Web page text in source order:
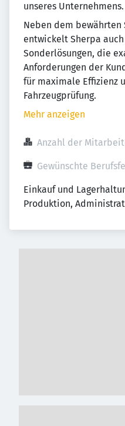
unseres Unternehmens.
Neben dem
entwickelt Sherpa
Sonderlösungen, die
Anforderungen der
für maximale Effizienz
Fahrzeugprüfung.
Mehr anzeigen
Anzahl der
Gewünschte
Einkauf und
Produktion,